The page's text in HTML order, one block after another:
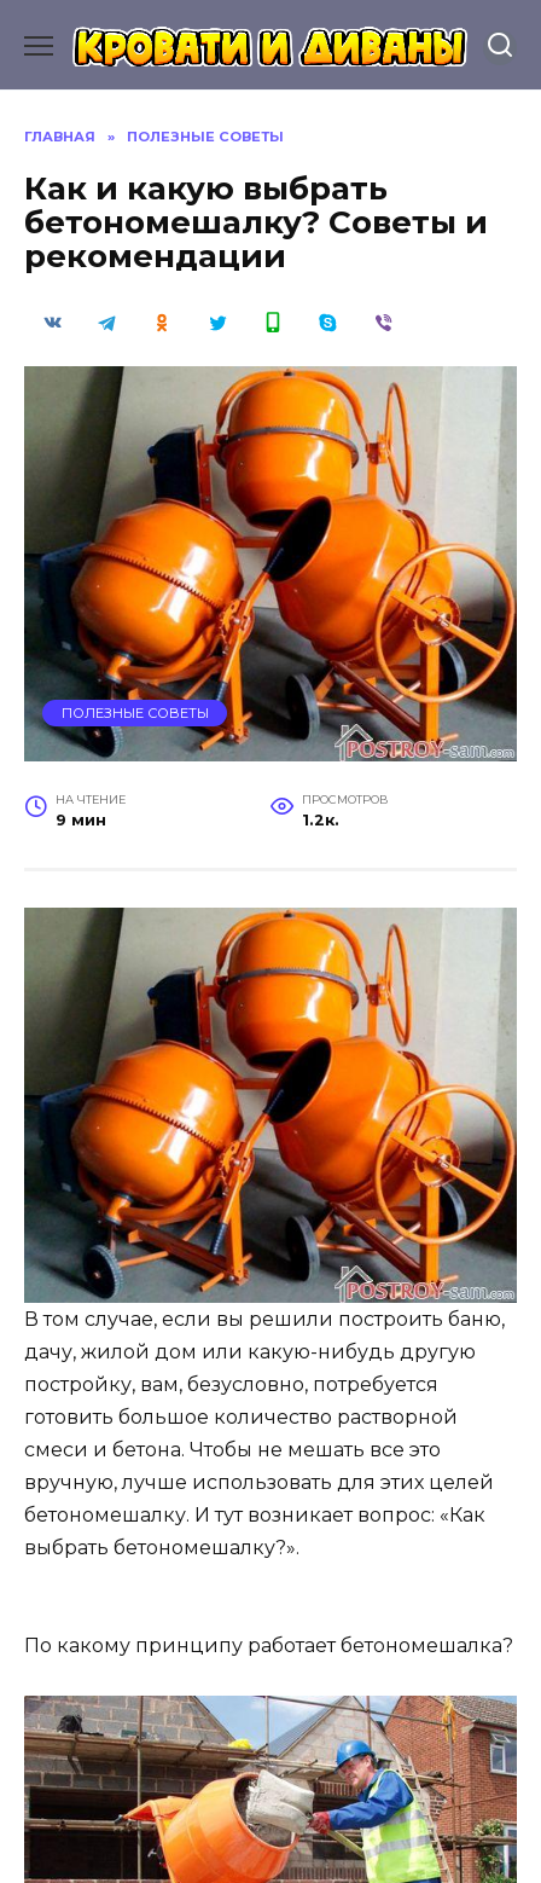
содержанию
ГЛАВНАЯ » ПОЛЕЗНЫЕ СОВЕТЫ
Как и какую выбрать
бетономешалку? Советы и
рекомендации
ПОЛЕЗНЫЕ СОВЕТЫ
НА ЧТЕНИЕ
9 мин
ПРОСМОТРОВ
1.2к.
В том случае, если вы решили построить баню,
дачу, жилой дом или какую-нибудь другую
постройку, вам, безусловно, потребуется
готовить большое количество растворной
смеси и бетона. Чтобы не мешать все это
вручную, лучше использовать для этих целей
бетономешалку. И тут возникает вопрос: «Как
выбрать бетономешалку?».
По какому принципу работает бетономешалка?